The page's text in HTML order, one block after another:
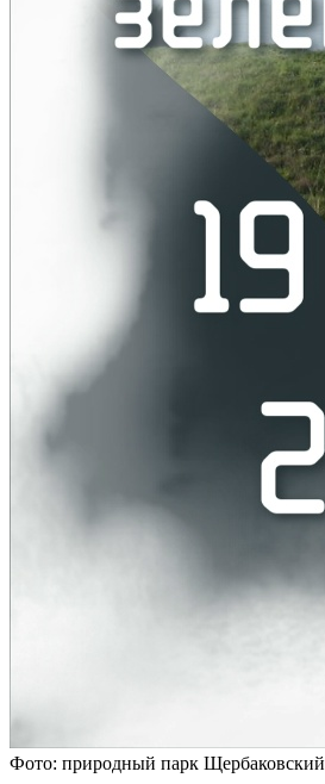
Фото: природный парк Щербаковский